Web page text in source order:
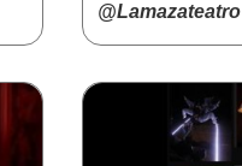
@Lamazateatro